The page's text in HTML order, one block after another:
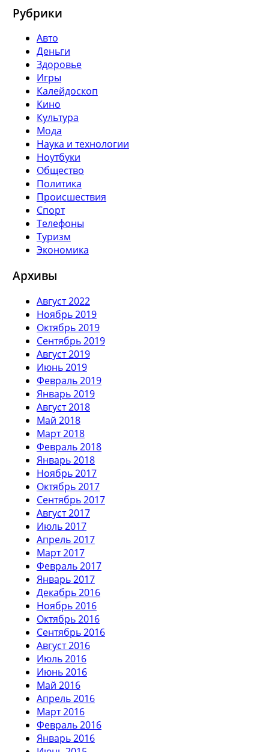
Рубрики
Авто
Деньги
Здоровье
Игры
Калейдоскоп
Кино
Культура
Мода
Наука и технологии
Ноутбуки
Общество
Политика
Происшествия
Спорт
Телефоны
Туризм
Экономика
Архивы
Август 2022
Ноябрь 2019
Октябрь 2019
Сентябрь 2019
Август 2019
Июнь 2019
Февраль 2019
Январь 2019
Август 2018
Май 2018
Март 2018
Февраль 2018
Январь 2018
Ноябрь 2017
Октябрь 2017
Сентябрь 2017
Август 2017
Июль 2017
Апрель 2017
Март 2017
Февраль 2017
Январь 2017
Декабрь 2016
Ноябрь 2016
Октябрь 2016
Сентябрь 2016
Август 2016
Июль 2016
Июнь 2016
Май 2016
Апрель 2016
Март 2016
Февраль 2016
Январь 2016